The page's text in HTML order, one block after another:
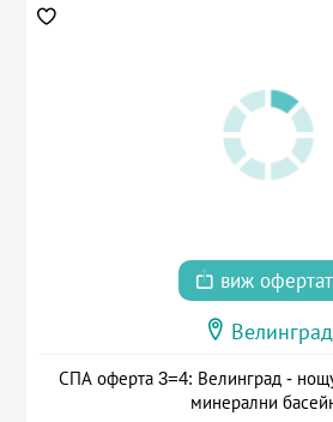
виж
Велинград
СПА оферта 3=4: Велинград -
минерални